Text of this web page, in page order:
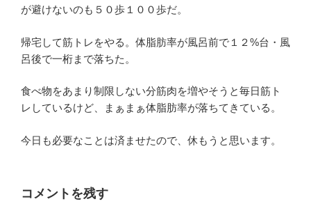
が避けないのも５０歩１００歩だ。
帰宅して筋トレをやる。体脂肪率が風呂前で１２%台・風
呂後で一桁まで落ちた。
食べ物をあまり制限しない分筋肉を増やそうと毎日筋ト
レしているけど、まぁまぁ体脂肪率が落ちてきている。
今日も必要なことは済ませたので、休もうと思います。
コメントを残す